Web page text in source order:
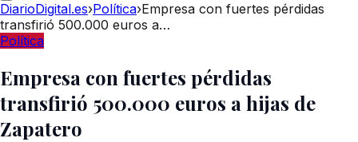
DiarioDigital.es›Política›Empresa con fuertes pérdidas
transfirió 500.000 euros a…
Política
Empresa con fuertes pérdidas
transfirió 500.000 euros a hijas de
Zapatero